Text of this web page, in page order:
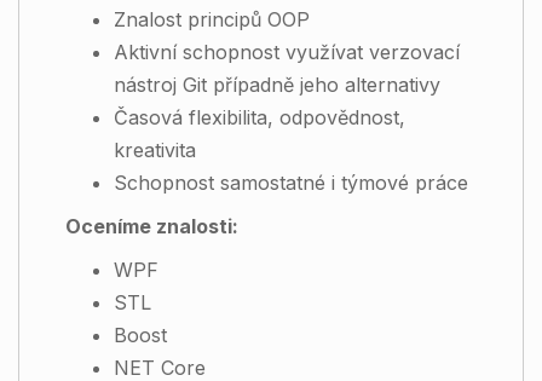
Znalost principů OOP
Aktivní schopnost využívat verzovací
nástroj Git případně jeho alternativy
Časová flexibilita, odpovědnost,
kreativita
Schopnost samostatné i týmové práce
Oceníme znalosti:
WPF
STL
Boost
NET Core